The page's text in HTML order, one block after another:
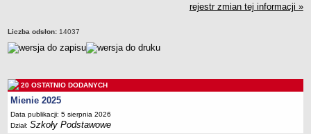
Majątek
Ogłoszenie
Zarządzenia
Kontrole
rejestr zmian tej informacji »
Liczba odsłon: 14037
20 OSTATNIO DODANYCH
Mienie 2025
Data publikacji: 5 sierpnia 2026
Dział:Szkoły Podstawowe